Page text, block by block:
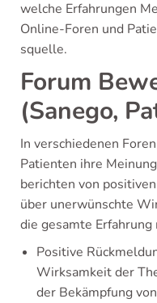
welche Erfahrungen
Online-Foren und
squelle.
Forum
(Sanego,
In verschiedenen
Patienten ihre
berichten von
über unerwünschte
die gesamte
Positive
Wirksamkeit der
der Bekämpfung